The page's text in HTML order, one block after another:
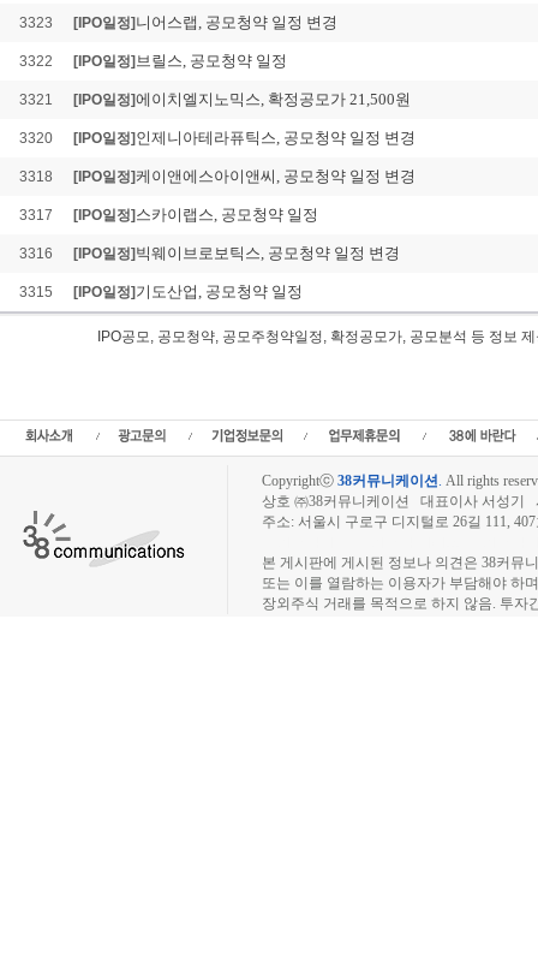
3323 [IPO일정] 니어스랩, 공모청약 일정 변경
3322 [IPO일정] 브릴스, 공모청약 일정
3321 [IPO일정]에이치엘지노믹스, 확정공모가 21,500원
3320 [IPO일정] 인제니아테라퓨틱스, 공모청약 일정 변경
3318 [IPO일정] 케이앤에스아이앤씨, 공모청약 일정 변경
3317 [IPO일정] 스카이랩스, 공모청약 일정
3316 [IPO일정] 빅웨이브로보틱스, 공모청약 일정 변경
3315 [IPO일정] 기도산업, 공모청약 일정
IPO공모, 공모청약, 공모주청약일정, 확정공모가, 공모분석 등 정
Copyrightⓒ 38커뮤니케이션. All rights
상호 ㈜38커뮤니케이션 대표이사 서성기
주소: 서울시 구로구 디지털로 26길 111,
본 게시판에 게시된 정보나 의견은 38커뮤
또는 이를 열람하는 이용자가 부담해야 하
장외주식 거래를 목적으로 하지 않음. 투